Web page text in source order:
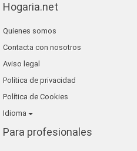
Hogaria.net
Quienes somos
Contacta con nosotros
Aviso legal
Política de privacidad
Política de Cookies
Idioma
Para profesionales